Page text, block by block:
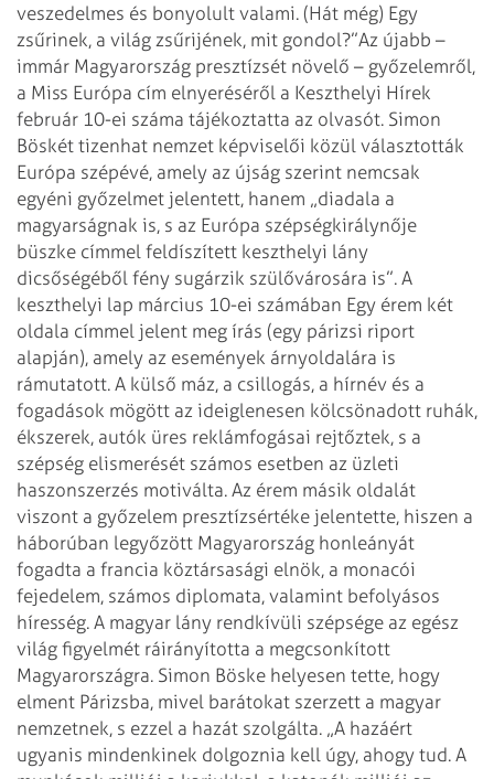
veszedelmes és bonyolult valami. (Hát még) Egy
zsűrinek, a világ zsűrijének, mit gondol?”Az újabb –
immár Magyarország presztízsét növelő – győzelemről,
a Miss Európa cím elnyeréséről a Keszthelyi Hírek
február 10-ei száma tájékoztatta az olvasót. Simon
Böskét tizenhat nemzet képviselői közül választották
Európa szépévé, amely az újság szerint nemcsak
egyéni győzelmet jelentett, hanem „diadala a
magyarságnak is, s az Európa szépségkirálynője
büszke címmel feldíszített keszthelyi lány
dicsőségéből fény sugárzik szülővárosára is”. A
keszthelyi lap március 10-ei számában Egy érem két
oldala címmel jelent meg írás (egy párizsi riport
alapján), amely az események árnyoldalára is
rámutatott. A külső máz, a csillogás, a hírnév és a
fogadások mögött az ideiglenesen kölcsönadott ruhák,
ékszerek, autók üres reklámfogásai rejtőztek, s a
szépség elismerését számos esetben az üzleti
haszonszerzés motiválta. Az érem másik oldalát
viszont a győzelem presztízsértéke jelentette, hiszen a
háborúban legyőzött Magyarország honleányát
fogadta a francia köztársasági elnök, a monacói
fejedelem, számos diplomata, valamint befolyásos
híresség. A magyar lány rendkívüli szépsége az egész
világ figyelmét ráirányította a megcsonkított
Magyarországra. Simon Böske helyesen tette, hogy
elment Párizsba, mivel barátokat szerzett a magyar
nemzetnek, s ezzel a hazát szolgálta. „A hazáért
ugyanis mindenkinek dolgoznia kell úgy, ahogy tud. A